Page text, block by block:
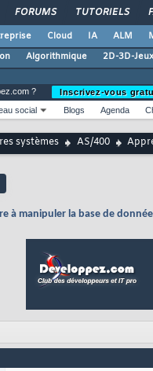
FORUMS TUTORIELS
Cloud IA ALM
Algorithmique 2D-3D-Jeux
?
Inscrivez-vous
social Blogs Agenda
systèmes AS/400
à manipuler la base de